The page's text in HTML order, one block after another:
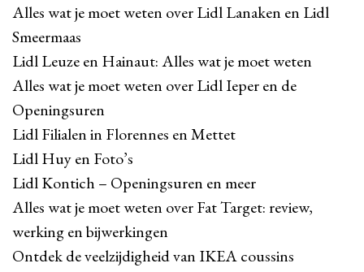
Alles wat je moet weten over Lidl Lanaken en Lidl
Smeermaas
Lidl Leuze en Hainaut: Alles wat je moet weten
Alles wat je moet weten over Lidl Ieper en de
Openingsuren
Lidl Filialen in Florennes en Mettet
Lidl Huy en Foto’s
Lidl Kontich – Openingsuren en meer
Alles wat je moet weten over Fat Target: review,
werking en bijwerkingen
Ontdek de veelzijdigheid van IKEA coussins